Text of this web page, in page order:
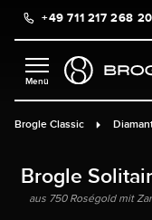
springen
+49 711 217 268 20
Brogle Classic
Brogle
aus 750 Roségold mit